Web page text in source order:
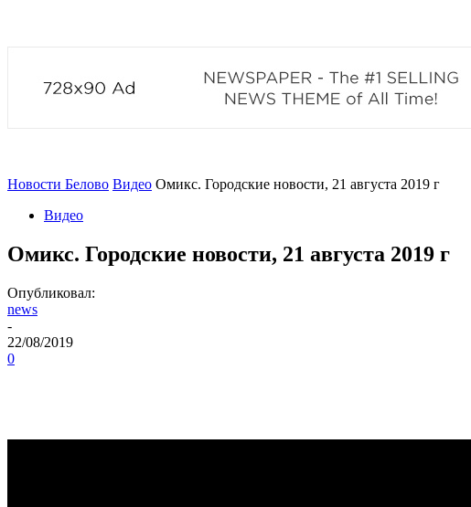
Новости Белово Видео Омикс. Городские новости, 21 августа 2019 г
Видео
Омикс. Городские новости, 21 августа 2019 г
Опубликовал:
news
-
22/08/2019
0